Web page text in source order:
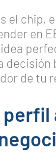
el chip,
en
decisión
de tu